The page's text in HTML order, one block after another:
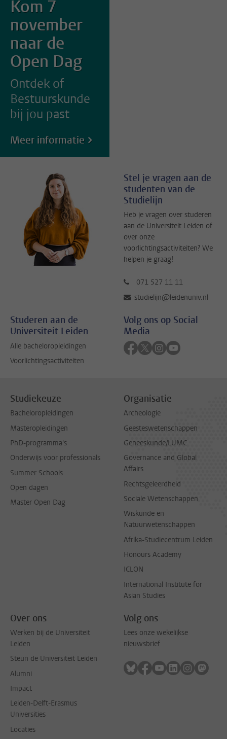
Kom 7
november
naar de
Open Dag
Ontdek of
Bestuurskunde
bij jou past
Meer informatie
Stel je vragen aan de
studenten van de
Studielijn
Heb je vragen over studeren
aan de Universiteit Leiden of
over onze
voorlichtingsactiviteiten? We
helpen je graag!
071 527 11 11
studielijn@leidenuniv.nl
Studeren aan de
Universiteit Leiden
Alle bacheloropleidingen
Voorlichtingsactiviteiten
Volg ons op Social
Media
Volg ons op facebook
Volg ons op twitter
Volg ons op
Volg ons op
Studiekeuze
Bacheloropleidingen
Masteropleidingen
PhD-programma's
Onderwijs voor professionals
Summer Schools
Open dagen
Master Open Dag
Organisatie
Archeologie
Geesteswetenschappen
Geneeskunde/LUMC
Governance and Global
Affairs
Rechtsgeleerdheid
Sociale Wetenschappen
Wiskunde en
Natuurwetenschappen
Afrika-Studiecentrum Leiden
Honours Academy
ICLON
International Institute for
Asian Studies
Over ons
Werken bij de Universiteit
Leiden
Steun de Universiteit Leiden
Alumni
Impact
Leiden-Delft-Erasmus
Universities
Locaties
Volg ons
Lees onze wekelijkse
nieuwsbrief
Volg ons op bluesky
Volg ons op facebook
Volg ons op
Volg ons op
Volg ons
Volg